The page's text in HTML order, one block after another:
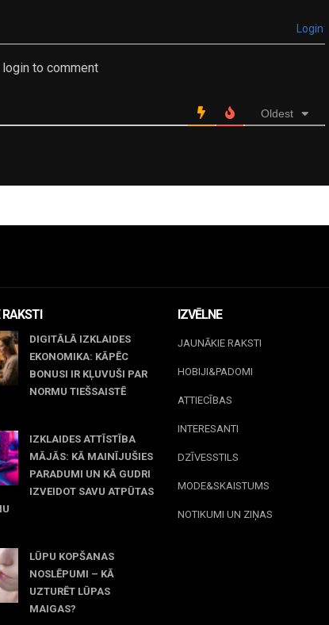
Login
login to comment
Oldest
DIGITĀLĀ IZKLAIDES
EKONOMIKA: KĀPĒC
BONUSI IR KĻUVUŠI PAR
NORMU TIEŠSAISTĒ
IZKLAIDES ATTĪSTĪBA
MĀJĀS: KĀ MAINĪJUŠIES
PARADUMI UN KĀ GUDRI
IZVEIDOT SAVU ATPŪTAS
LŪPU KOPŠANAS
NOSLĒPUMI – KĀ
UZTURĒT LŪPAS
MAIGAS?
IZVĒLNE
JAUNĀKIE RAKSTI
HOBIJI&PADOMI
ATTIECĪBAS
INTERESANTI
DZĪVESSTILS
MODE&SKAISTUMS
NOTIKUMI UN ZIŅAS